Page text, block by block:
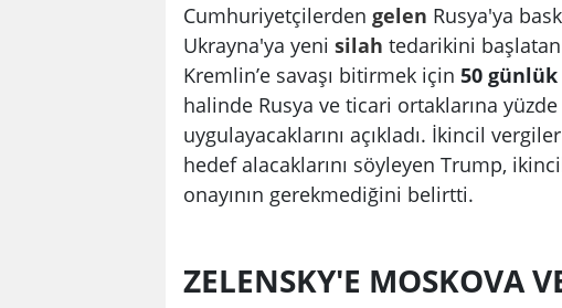
Cumhuriyetçilerden gelen Rusya'ya
Ukrayna'ya yeni silah tedarikini başlatan
Kremlin’e savaşı bitirmek için 50 günlük
halinde Rusya ve ticari ortaklarına
uygulayacaklarını açıkladı. İkincil
hedef alacaklarını söyleyen Trump,
onayının gerekmediğini belirtti.
ZELENSKY'E MOSKOVA